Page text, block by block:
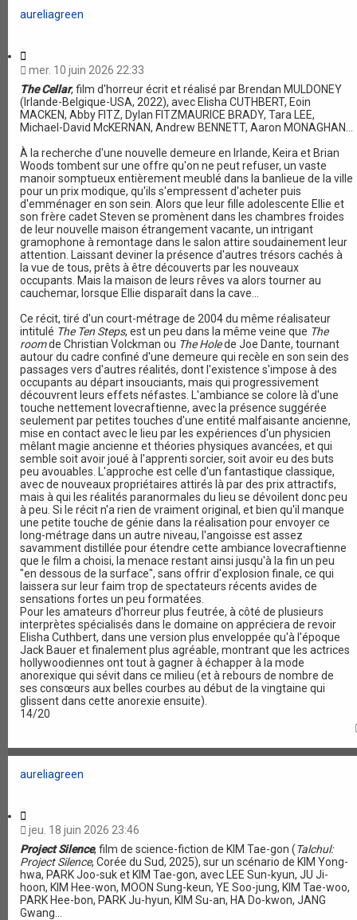
a
c
é
e
aureliagreen
a
t
i
o
mer. 10 juin 2026 22:33
The Cellar, film d'horreur écrit et réalisé par Brendan MULDONEY
(Irlande-Belgique-USA, 2022), avec Elisha CUTHBERT, Eoin
MACKEN, Abby FITZ, Dylan FITZMAURICE BRADY, Tara LEE,
Michael-David McKERNAN, Andrew BENNETT, Aaron MONAGHAN...
À la recherche d'une nouvelle demeure en Irlande, Keira et Brian
Woods tombent sur une offre qu'on ne peut refuser, un vaste
manoir somptueux entièrement meublé dans la banlieue de la ville
pour un prix modique, qu'ils s'empressent d'acheter puis
d'emménager en son sein. Alors que leur fille adolescente Ellie et
son frère cadet Steven se promènent dans les chambres froides
de leur nouvelle maison étrangement vacante, un intrigant
gramophone à remontage dans le salon attire soudainement leur
attention. Laissant deviner la présence d'autres trésors cachés à
la vue de tous, prêts à être découverts par les nouveaux
occupants. Mais la maison de leurs rêves va alors tourner au
cauchemar, lorsque Ellie disparaît dans la cave...
Ce récit, tiré d'un court-métrage de 2004 du même réalisateur
intitulé The Ten Steps, est un peu dans la même veine que The
roomde Christian Volckman ou The Holede Joe Dante, tournant
autour du cadre confiné d'une demeure qui recèle en son sein des
passages vers d'autres réalités, dont l'existence s'impose à des
occupants au départ insouciants, mais qui progressivement
découvrent leurs effets néfastes. L'ambiance se colore là d'une
touche nettement lovecraftienne, avec la présence suggérée
seulement par petites touches d'une entité malfaisante ancienne,
mise en contact avec le lieu par les expériences d'un physicien
mêlant magie ancienne et théories physiques avancées, et qui
semble soit avoir joué à l'apprenti sorcier, soit avoir eu des buts
peu avouables. L'approche est celle d'un fantastique classique,
avec de nouveaux propriétaires attirés là par des prix attractifs,
mais à qui les réalités paranormales du lieu se dévoilent donc peu
à peu. Si le récit n'a rien de vraiment original, et bien qu'il manque
une petite touche de génie dans la réalisation pour envoyer ce
long-métrage dans un autre niveau, l'angoisse est assez
savamment distillée pour étendre cette ambiance lovecraftienne
que le film a choisi, la menace restant ainsi jusqu'à la fin un peu
"en dessous de la surface", sans offrir d'explosion finale, ce qui
laissera sur leur faim trop de spectateurs récents avides de
sensations fortes un peu formatées.
Pour les amateurs d'horreur plus feutrée, à côté de plusieurs
interprètes spécialisés dans le domaine on appréciera de revoir
Elisha Cuthbert, dans une version plus enveloppée qu'à l'époque
Jack Bauer et finalement plus agréable, montrant que les actrices
hollywoodiennes ont tout à gagner à échapper à la mode
anorexique qui sévit dans ce milieu (et à rebours de nombre de
ses consœurs aux belles courbes au début de la vingtaine qui
glissent dans cette anorexie ensuite).
14/20
aureliagreen
t
a
t
i
o
n
jeu. 18 juin 2026 23:46
Project Silence, film de science-fiction de KIM Tae-gon (Talchul:
Project Silence, Corée du Sud, 2025), sur un scénario de KIM Yong-
hwa, PARK Joo-suk et KIM Tae-gon, avec LEE Sun-kyun, JU Ji-
hoon, KIM Hee-won, MOON Sung-keun, YE Soo-jung, KIM Tae-woo,
PARK Hee-bon, PARK Ju-hyun, KIM Su-an, HA Do-kwon, JANG
Gwang...